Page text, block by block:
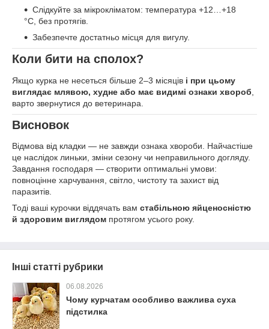
Слідкуйте за мікрокліматом: температура +12…+18
°C, без протягів.
Забезпечте достатньо місця для вигулу.
Коли бити на сполох?
Якщо курка не несеться більше 2–3 місяців і при цьому
виглядає млявою, худне або має видимі ознаки хвороб
варто звернутися до ветеринара.
Висновок
Відмова від кладки — не завжди ознака хвороби. Найчастіше
це наслідок линьки, зміни сезону чи неправильного догляду.
Завдання господаря — створити оптимальні умови:
повноцінне харчування, світло, чистоту та захист від
паразитів.
Тоді ваші курочки віддячать вам стабільною яйценосністю
й здоровим виглядом протягом усього року.
Інші статті рубрики
06.08.2026
Чому курчатам особливо важлива суха
підстилка